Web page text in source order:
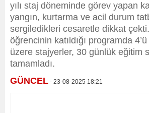
yılı staj döneminde görev yapan
yangın, kurtarma ve acil durum
sergiledikleri cesaretle dikkat
öğrencinin katıldığı programda
üzere stajyerler, 30 günlük eğitim
tamamladı.
GÜNCEL - 23-08-2025 18:21